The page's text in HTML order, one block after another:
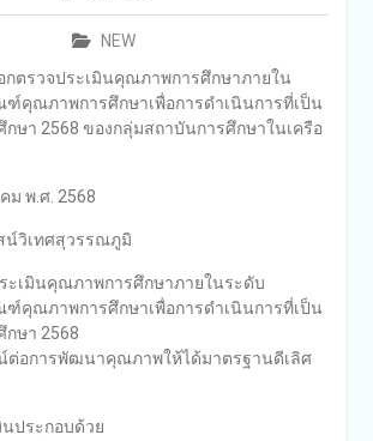
NEW
กตรวจประเมินคุณภาพการศึกษาภายใน
ฑ์คุณภาพการศึกษาเพื่อการดำเนินการที่เป็น
กษา 2568 ของกลุ่มสถาบันการศึกษาในเครือ
ม พ.ศ. 2568
น์วิเทศสุวรรณภูมิ
ะเมินคุณภาพการศึกษาภายในระดับ
ฑ์คุณภาพการศึกษาเพื่อการดำเนินการที่เป็น
กษา 2568
ต่อการพัฒนาคุณภาพให้ได้มาตรฐานดีเลิศ
ประกอบด้วย